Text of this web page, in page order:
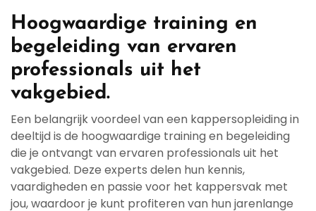
Hoogwaardige training en
begeleiding van ervaren
professionals uit het
vakgebied.
Een belangrijk voordeel van een kappersopleiding in
deeltijd is de hoogwaardige training en begeleiding
die je ontvangt van ervaren professionals uit het
vakgebied. Deze experts delen hun kennis,
vaardigheden en passie voor het kappersvak met
jou, waardoor je kunt profiteren van hun jarenlange